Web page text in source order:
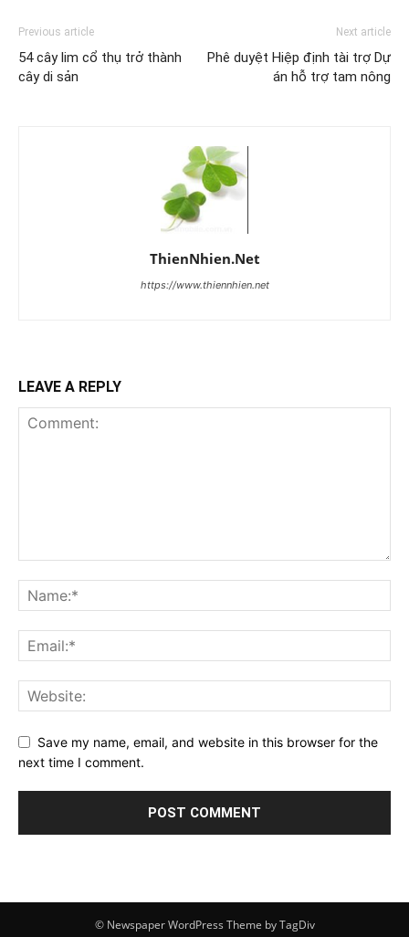
Previous article
54 cây lim cổ thụ trở thành
cây di sản
Next article
Phê duyệt Hiệp định tài trợ Dự
án hỗ trợ tam nông
ThienNhien.Net
https://www.thiennhien.net
LEAVE A REPLY
Save my name, email, and website in this browser for the
next time I comment.
© Newspaper WordPress Theme by TagDiv